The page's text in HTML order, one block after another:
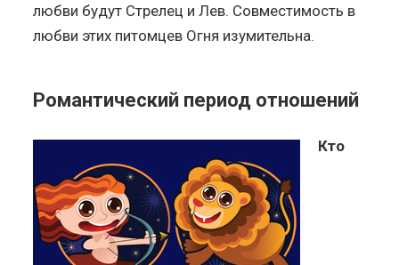
любви будут Стрелец и Лев. Совместимость в
любви этих питомцев Огня изумительна.
Романтический период отношений
Кто